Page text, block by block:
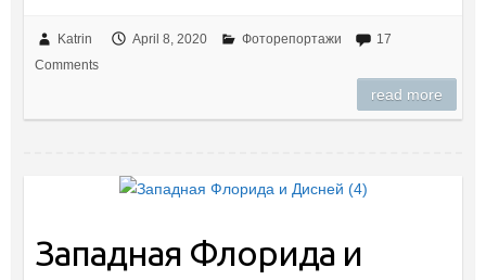
Katrin April 8, 2020 Фоторепортажи
17
Comments
read more
Западная Флорида и